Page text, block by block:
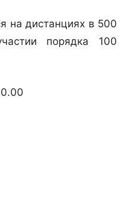
на дистанциях в 500
порядка 100